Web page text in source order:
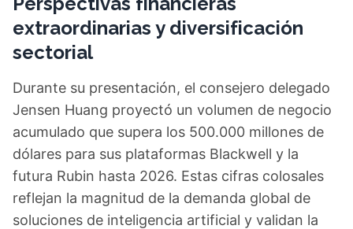
extraordinarias y diversificación
sectorial
Durante su presentación, el consejero delegado
Jensen Huang proyectó un volumen de negocio
acumulado que supera los 500.000 millones de
dólares para sus plataformas Blackwell y la
futura Rubin hasta 2026. Estas cifras colosales
reflejan la magnitud de la demanda global de
soluciones de inteligencia artificial y validan la